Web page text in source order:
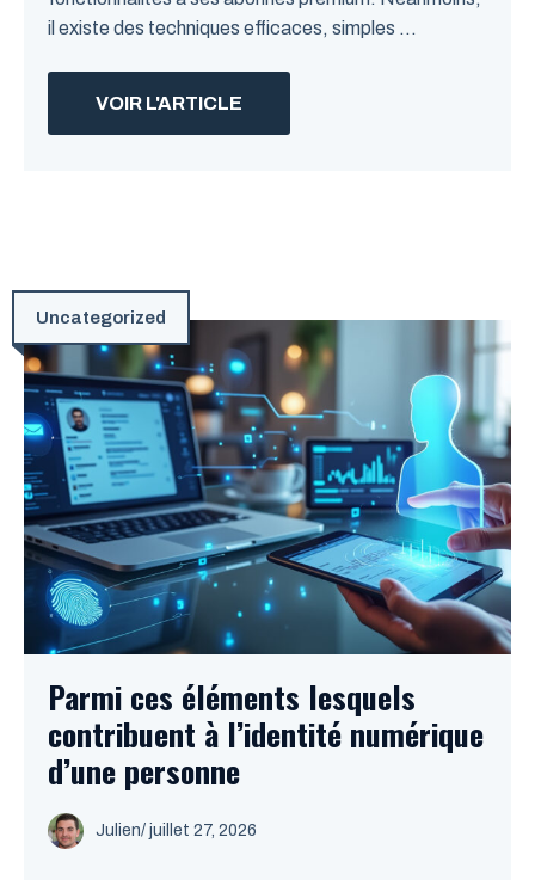
il existe des techniques efficaces, simples ...
VOIR L'ARTICLE
Uncategorized
Parmi ces éléments lesquels
contribuent à l’identité numérique
d’une personne
Julien/ juillet 27, 2026